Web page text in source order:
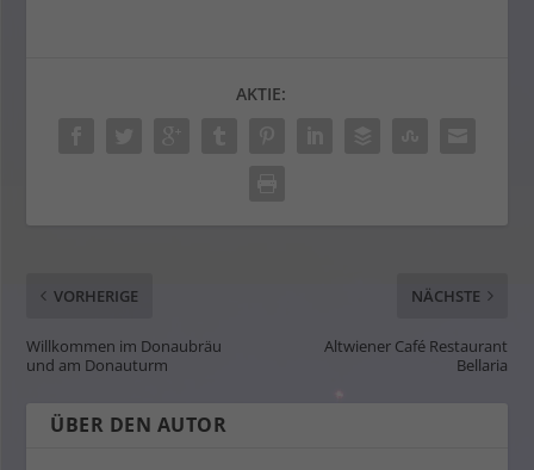
AKTIE:
VORHERIGE
Willkommen im Donaubräu
und am Donauturm
NÄCHSTE
Altwiener Café Restaurant
Bellaria
ÜBER DEN AUTOR